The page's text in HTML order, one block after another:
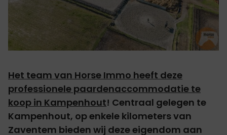
Het team van Horse Immo heeft deze
professionele paardenaccommodatie te
koop in Kampenhout! Centraal gelegen te
Kampenhout, op enkele kilometers van
Zaventem bieden wij deze eigendom aan